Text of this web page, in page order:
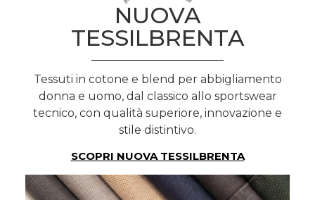
NUOVA
TESSILBRENTA
Tessuti in cotone e blend per abbigliamento
donna e uomo, dal classico allo sportswear
tecnico, con qualità superiore, innovazione e
stile distintivo.
SCOPRI NUOVA TESSILBRENTA